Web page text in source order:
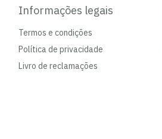
Informações legais
Termos e condições
Política de privacidade
Livro de reclamações